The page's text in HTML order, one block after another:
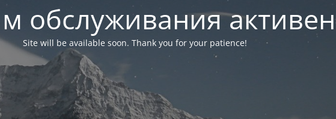
обслуживания активен
Site will be available soon. Thank you for your patience!